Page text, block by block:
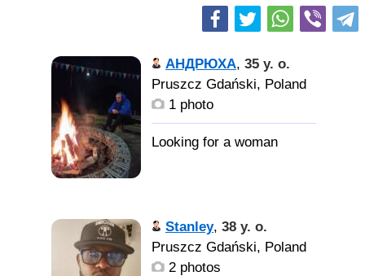
АНДРЮХА, 35 y. o.
Pruszcz Gdański, Poland
1 photo
Stanley, 38 y. o.
Pruszcz Gdański, Poland
2 photos